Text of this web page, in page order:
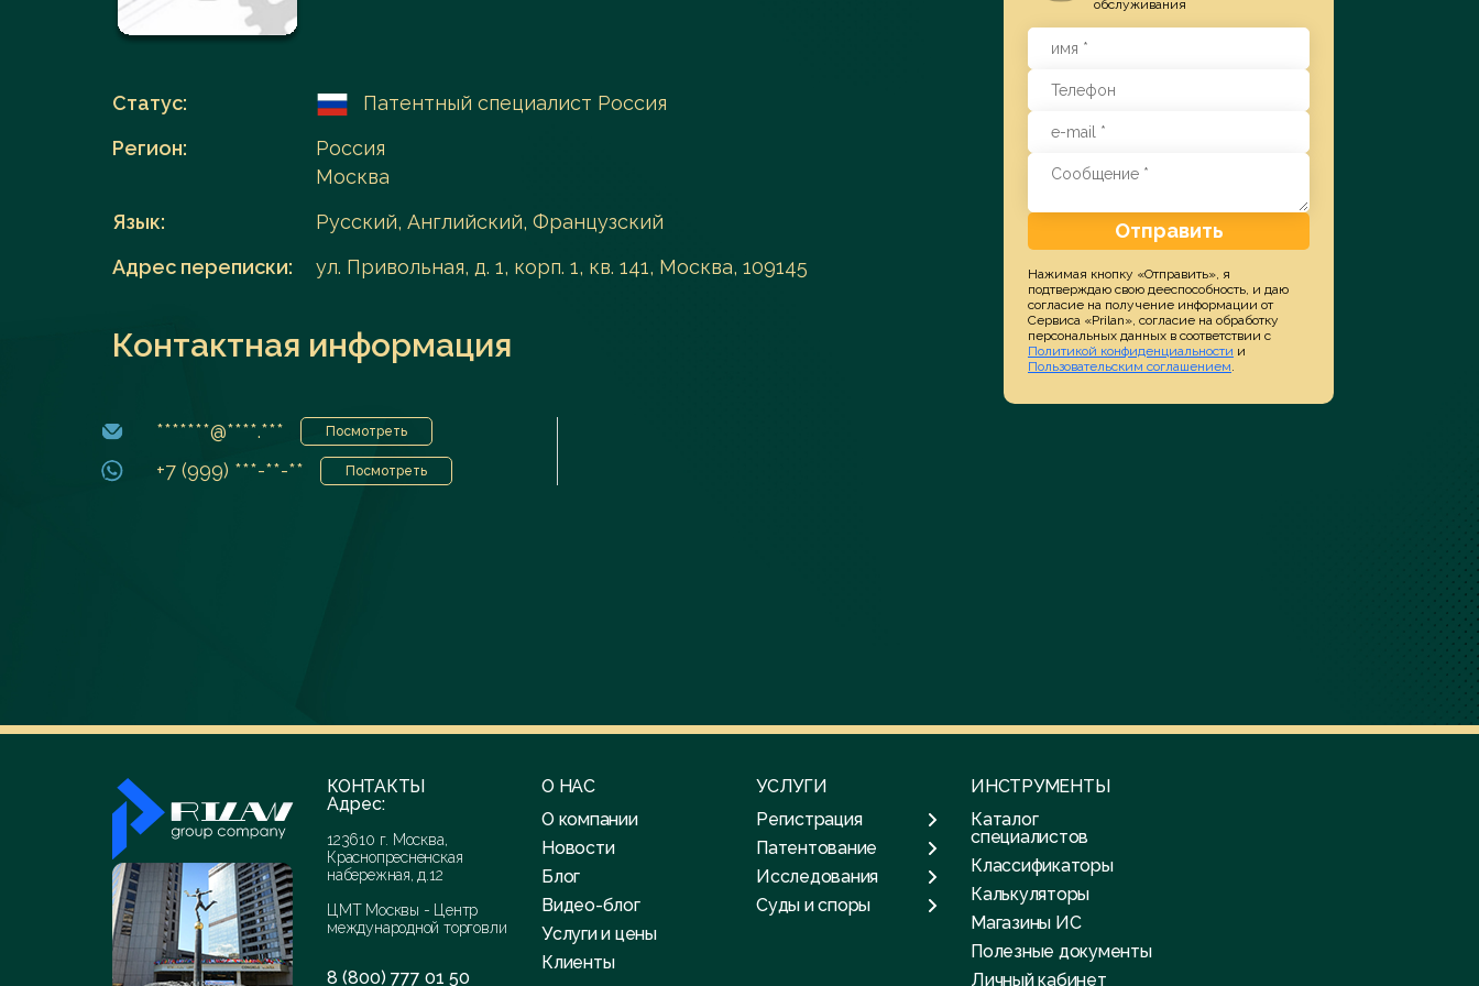
Заказать услугу
Перейти в каталог
Статус:
Патентный специалист Россия
Регион:
Россия
Москва
Язык:
Русский, Английский, Французский
Адрес переписки:
ул. Привольная, д. 1, корп. 1, кв. 141, Москва, 109145
Контактная информация
*******@****.*** Посмотреть
+7 (999) ***-**-** Посмотреть
обслуживания
Отправить
Нажимая кнопку «Отправить», я
подтверждаю свою дееспособность, и даю
согласие на получение информации от
Сервиса «Prilan», согласие на обработку
персональных данных в соответствии с
Политикой конфиденциальности и
Пользовательским соглашением.
КОНТАКТЫ
Адрес:
123610 г. Москва,
Краснопресненская
набережная, д.12
ЦМТ Москвы - Центр
международной торговли
8 (800) 777 01 50
О НАС
О компании
Новости
Блог
Видео-блог
Услуги и цены
Клиенты
УСЛУГИ
Регистрация
Патентование
Исследования
Суды и споры
ИНСТРУМЕНТЫ
Каталог
специалистов
Классификаторы
Калькуляторы
Магазины ИС
Полезные документы
Личный кабинет